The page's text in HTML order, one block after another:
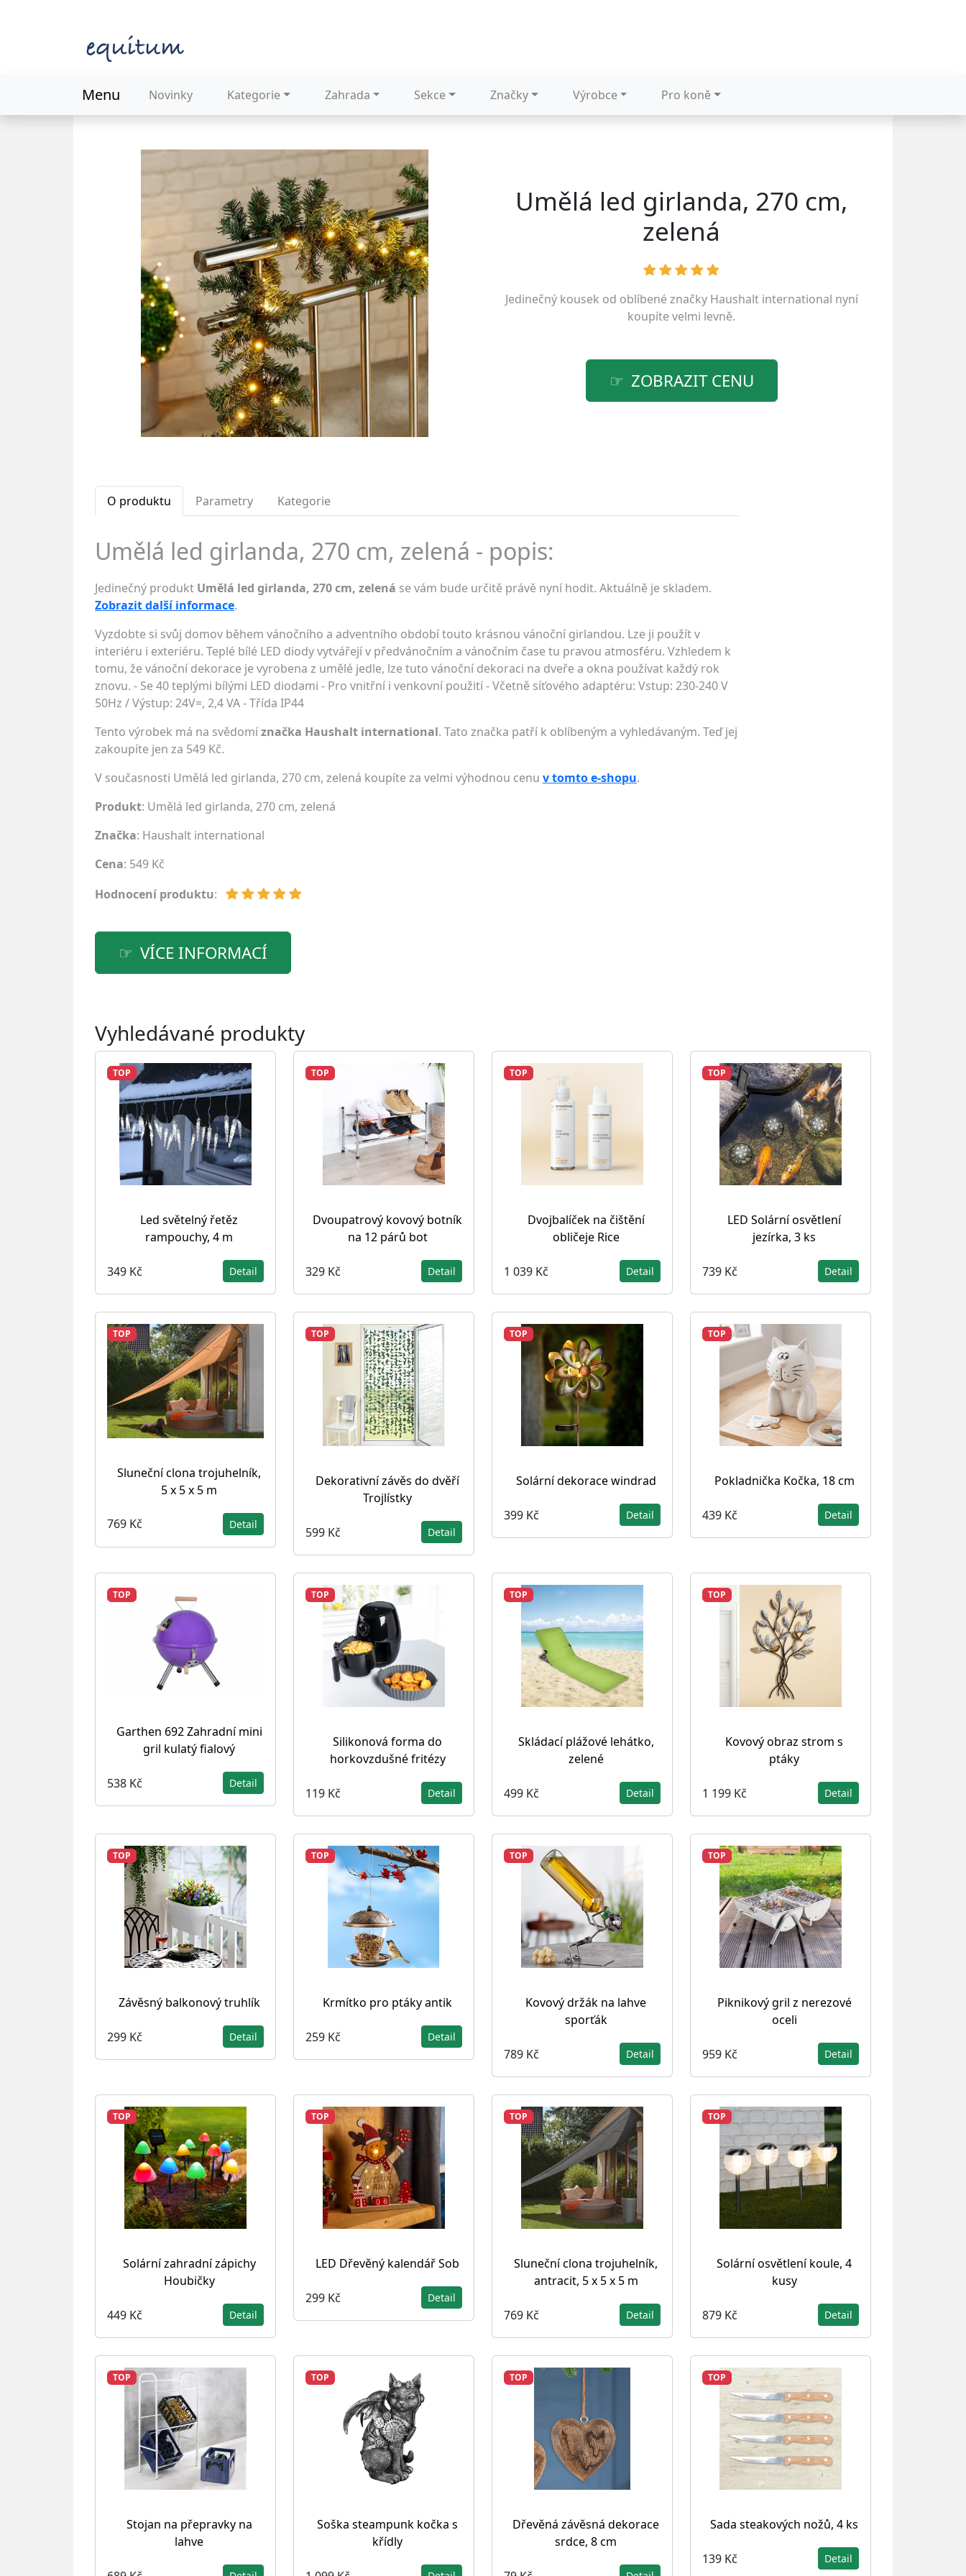
Menu Novinky Kategorie Zahrada Sekce Značky Výrobce Pro koně
Umělá led girlanda, 270 cm,
zelená
Jedinečný kousek od oblíbené značky Haushalt international nyní
koupíte velmi levně.
ZOBRAZIT CENU
O produktu Parametry Kategorie
Umělá led girlanda, 270 cm, zelená - popis:
Jedinečný produkt Umělá led girlanda, 270 cm, zelená se vám bude určitě právě nyní hodit. Aktuálně je skladem.
Zobrazit další informace.
Vyzdobte si svůj domov během vánočního a adventního období touto krásnou vánoční girlandou. Lze ji použít v
interiéru i exteriéru. Teplé bílé LED diody vytvářejí v předvánočním a vánočním čase tu pravou atmosféru. Vzhledem k
tomu, že vánoční dekorace je vyrobena z umělé jedle, lze tuto vánoční dekoraci na dveře a okna používat každý rok
znovu. - Se 40 teplými bílými LED diodami - Pro vnitřní i venkovní použití - Včetně síťového adaptéru: Vstup: 230-240 V
50Hz / Výstup: 24V=, 2,4 VA - Třída IP44
Tento výrobek má na svědomíznačka Haushalt international. Tato značka patří k oblíbeným a vyhledávaným. Teď jej
zakoupíte jen za 549 Kč.
V současnosti Umělá led girlanda, 270 cm, zelená koupíte za velmi výhodnou cenu v tomto e-shopu.
Produkt: Umělá led girlanda, 270 cm, zelená
Značka: Haushalt international
Cena: 549 Kč
Hodnocení produktu:
VÍCE INFORMACÍ
Vyhledávané produkty
TOP
Led světelný řetěz
rampouchy, 4 m
349 Kč Detail
TOP
Dvoupatrový kovový botník
na 12 párů bot
329 Kč Detail
TOP
Dvojbalíček na čištění
obličeje Rice
1 039 Kč Detail
TOP
LED Solární osvětlení
jezírka, 3 ks
739 Kč Detail
TOP
Sluneční clona trojuhelník,
5 x 5 x 5 m
769 Kč Detail
TOP
Dekorativní závěs do dvěří
Trojlístky
599 Kč Detail
TOP
Solární dekorace windrad
399 Kč Detail
TOP
Pokladnička Kočka, 18 cm
439 Kč Detail
TOP
Garthen 692 Zahradní mini
gril kulatý fialový
538 Kč Detail
TOP
Silikonová forma do
horkovzdušné fritézy
119 Kč Detail
TOP
Skládací plážové lehátko,
zelené
499 Kč Detail
TOP
Kovový obraz strom s
ptáky
1 199 Kč Detail
TOP
Závěsný balkonový truhlík
299 Kč Detail
TOP
Krmítko pro ptáky antik
259 Kč Detail
TOP
Kovový držák na lahve
sporťák
789 Kč Detail
TOP
Piknikový gril z nerezové
oceli
959 Kč Detail
TOP
Solární zahradní zápichy
Houbičky
449 Kč Detail
TOP
LED Dřevěný kalendář Sob
299 Kč Detail
TOP
Sluneční clona trojuhelník,
antracit, 5 x 5 x 5 m
769 Kč Detail
TOP
Solární osvětlení koule, 4
kusy
879 Kč Detail
TOP
Stojan na přepravky na
lahve
TOP
Soška steampunk kočka s
křídly
TOP
Dřevěná závěsná dekorace
srdce, 8 cm
TOP
Sada steakových nožů, 4 ks
139 Kč Detail